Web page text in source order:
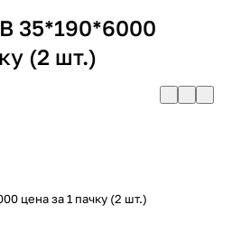
35*190*6000
(2 шт.)
цена за 1 пачку (2 шт.)